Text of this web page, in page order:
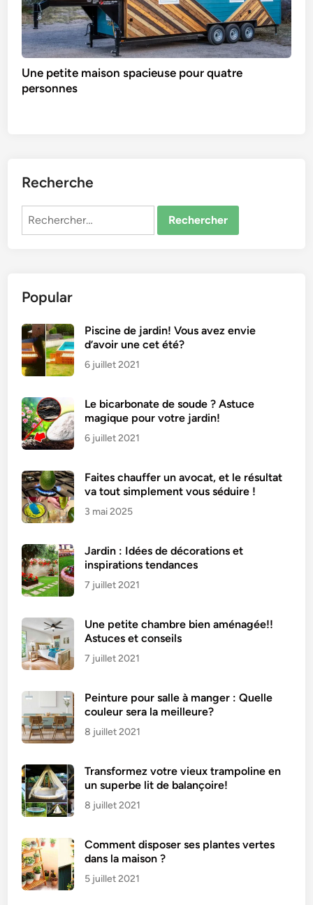
Une petite maison spacieuse pour quatre
personnes
Recherche
Rechercher :
Popular
Piscine de jardin! Vous avez envie
d’avoir une cet été?
6 juillet 2021
Le bicarbonate de soude ? Astuce
magique pour votre jardin!
6 juillet 2021
Faites chauffer un avocat, et le résultat
va tout simplement vous séduire !
3 mai 2025
Jardin : Idées de décorations et
inspirations tendances
7 juillet 2021
Une petite chambre bien aménagée!!
Astuces et conseils
7 juillet 2021
Peinture pour salle à manger : Quelle
couleur sera la meilleure?
8 juillet 2021
Transformez votre vieux trampoline en
un superbe lit de balançoire!
8 juillet 2021
Comment disposer ses plantes vertes
dans la maison ?
5 juillet 2021